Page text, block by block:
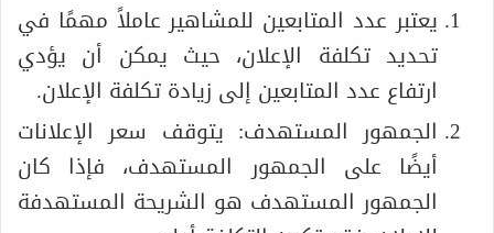
يعتبر عدد المتابعين للمشاهير عاملاً مهمًا في
تحديد تكلفة الإعلان، حيث يمكن أن يؤدي
ارتفاع عدد المتابعين إلى زيادة تكلفة الإعلان.
الجمهور المستهدف: يتوقف سعر الإعلانات
أيضًا على الجمهور المستهدف، فإذا كان
الجمهور المستهدف هو الشريحة المستهدفة